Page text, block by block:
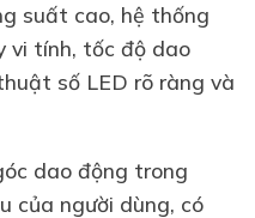
suất cao, hệ thống
vi tính, tốc độ dao
số LED rõ ràng và
dao động trong
của người dùng, có